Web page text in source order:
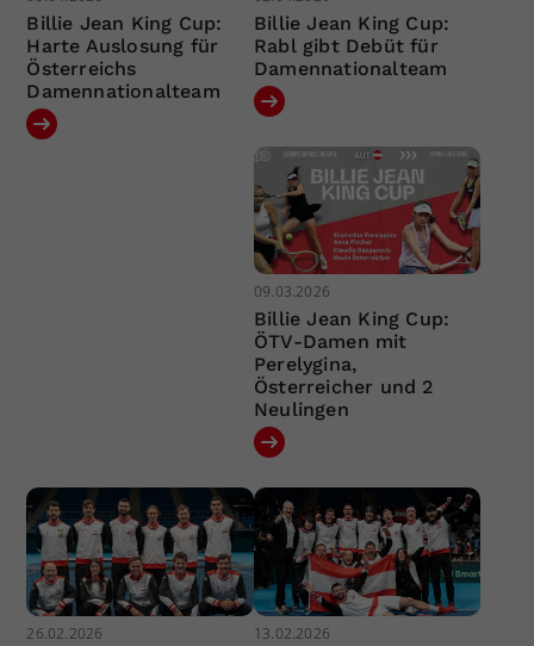
Billie Jean King Cup:
Harte Auslosung für
Österreichs
Damennationalteam
Billie Jean King Cup:
Rabl gibt Debüt für
Damennationalteam
09.03.2026
Billie Jean King Cup:
ÖTV-Damen mit
Perelygina,
Österreicher und 2
Neulingen
26.02.2026 13.02.2026